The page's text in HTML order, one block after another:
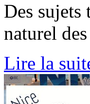
Des
naturel
Lire la